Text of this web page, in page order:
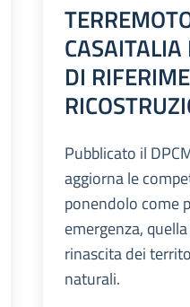
DI
Pubblicato il
aggiorna le
ponendolo come
emergenza,
rinascita dei
naturali.